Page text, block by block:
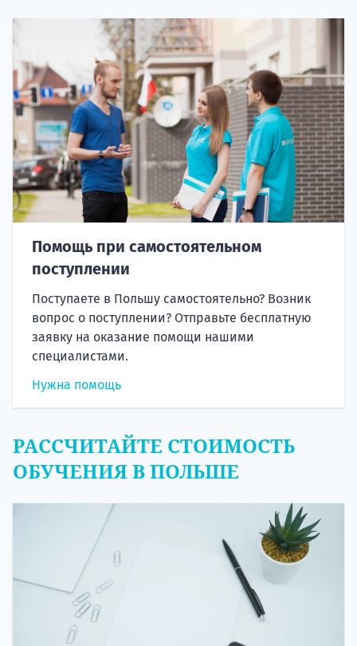
Помощь при самостоятельном
поступлении
Поступаете в Польшу самостоятельно? Возник
вопрос о поступлении? Отправьте бесплатную
заявку на оказание помощи нашими
специалистами.
Нужна помощь
РАССЧИТАЙТЕ СТОИМОСТЬ
ОБУЧЕНИЯ В ПОЛЬШЕ